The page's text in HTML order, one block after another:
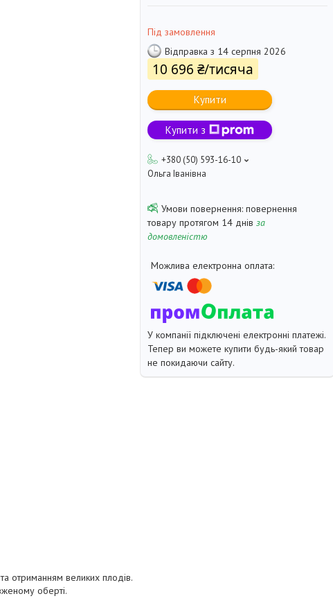
Під замовлення
Відправка з 14 серпня 2026
10 696 ₴/тисяча
Купити
Купити з
+380 (50) 593-16-10
Ольга Іванівна
повернення
товару протягом 14 днів за
домовленістю
У компанії підключені електронні платежі.
Тепер ви можете купити будь-який товар
не покидаючи сайту.
отриманням великих плодів.
оберті.